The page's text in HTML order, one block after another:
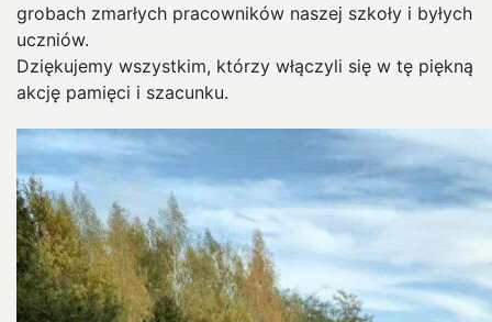
grobach zmarłych pracowników naszej szkoły i byłych
uczniów.
Dziękujemy wszystkim, którzy włączyli się w tę piękną
akcję pamięci i szacunku.